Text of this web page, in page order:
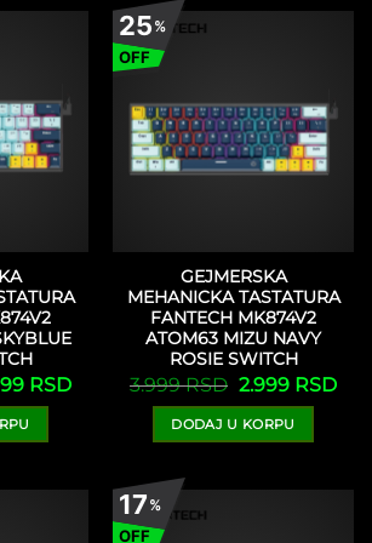
RSD.
RSDTrenutna
cena
25%
OFF
GEJMERSKA
MEHANICKA TASTATURA
FANTECH MK874V2
ATOM63 MIZU NAVY
ROSIE SWITCH
3.999RSD Originalna
cena
je
bila:
3.999 RSD.
2.999 RSD
DODAJ U KORPU
17%
OFF